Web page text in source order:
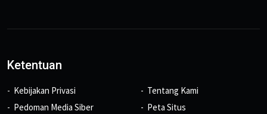
Ketentuan
Kebijakan Privasi
Pedoman Media Siber
Tentang Kami
Peta Situs